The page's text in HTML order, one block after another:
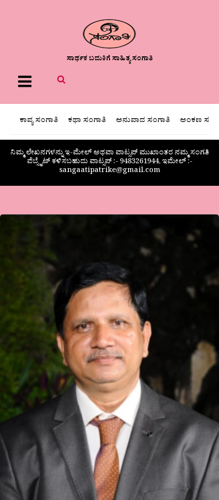
ಸಾರ್ಥಕ ಬದುಕಿಗೆ ಸಾಹಿತ್ಯ ಸಂಗಾತಿ
Menu
ಕಾವ್ಯ ಸಂಗಾತಿ ಕಥಾ ಸಂಗಾತಿ ಅನುವಾದ ಸಂಗಾತಿ ಅಂಕಣ
ನಿಮ್ಮ ಲೇಖನಗಳನ್ನು ಇ-ಮೇಲ್ ಅಥವಾ ವಾಟ್ಸಪ್ ಮುಖಾಂತರ ನಮ್ಮ ಸಂಗತಿ
ವೆಬ್ಸೈಟ್ ಕಳಿಸಬಹುದು ವಾಟ್ಸಪ್‌ :- 9483261944, ಇಮೇಲ್ :-
sangaatipatrike@gmail.com